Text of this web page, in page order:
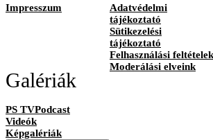
Impresszum
Adatvédelmi
tájékoztató
Sütikezelési
tájékoztató
Felhasználási feltételek
Moderálási elveink
Galériák
PS TVPodcast
Videók
Képgalériák